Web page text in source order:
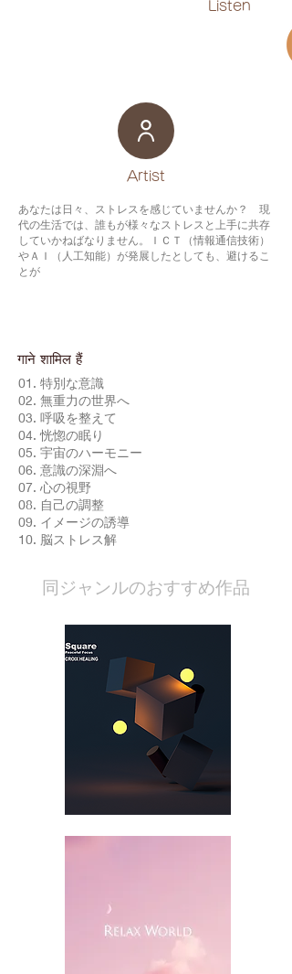
Listen​
​Artist
あなたは日々、ストレスを感じていませんか？ 現
代の生活では、誰もが様々なストレスと上手に共存
していかねばなりません。ＩＣＴ（情報通信技術）
やＡＩ（人工知能）が発展したとしても、避けるこ
とが
गाने शामिल हैं
01. 特別な意識
02. 無重力の世界へ
03. 呼吸を整えて
04. 恍惚の眠り
05. 宇宙のハーモニー
06. 意識の深淵へ
07. 心の視野
08. 自己の調整
09. イメージの誘導
10. 脳ストレス解
​同ジャンルのおすすめ作品